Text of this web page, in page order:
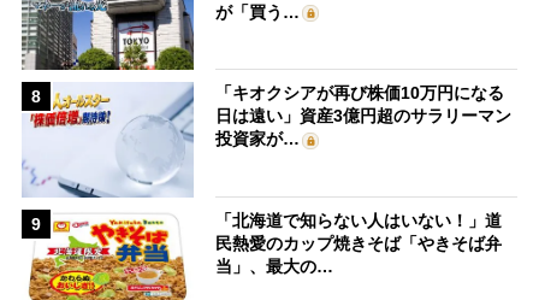
が「買う…
8
「キオクシアが再び株価10万円になる
日は遠い」資産3億円超のサラリーマン
投資家が…
9
「北海道で知らない人はいない！」道
民熱愛のカップ焼きそば「やきそば弁
当」、最大の…